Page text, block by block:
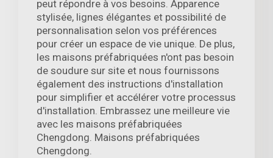
peut répondre à vos besoins. Apparence
stylisée, lignes élégantes et possibilité de
personnalisation selon vos préférences
pour créer un espace de vie unique. De plus,
les maisons préfabriquées n'ont pas besoin
de soudure sur site et nous fournissons
également des instructions d'installation
pour simplifier et accélérer votre processus
d'installation. Embrassez une meilleure vie
avec les maisons préfabriquées
Chengdong. Maisons préfabriquées
Chengdong.